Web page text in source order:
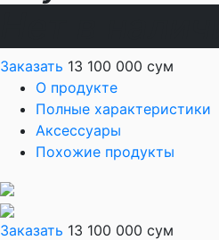
Заказать 13 100 000 сум
О продукте
Полные характеристики
Аксессуары
Похожие продукты
Заказать 13 100 000 сум